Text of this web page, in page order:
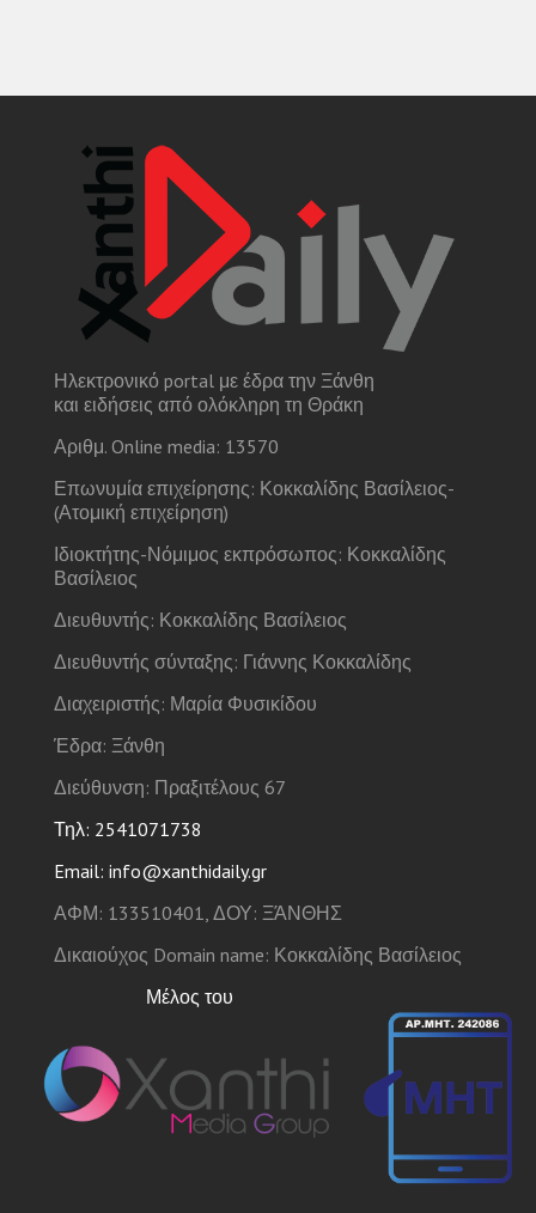
Ηλεκτρονικό portal με έδρα την Ξάνθη
και ειδήσεις από ολόκληρη τη Θράκη
Αριθμ. Online media: 13570
Επωνυμία επιχείρησης: Κοκκαλίδης Βασίλειος-
(Ατομική επιχείρηση)
Ιδιοκτήτης-Νόμιμος εκπρόσωπος: Κοκκαλίδης
Βασίλειος
Διευθυντής: Κοκκαλίδης Βασίλειος
Διευθυντής σύνταξης: Γιάννης Κοκκαλίδης
Διαχειριστής: Μαρία Φυσικίδου
Έδρα: Ξάνθη
Διεύθυνση: Πραξιτέλους 67
Τηλ: 2541071738
Email: info@xanthidaily.gr
ΑΦΜ: 133510401, ΔΟΥ: ΞΆΝΘΗΣ
Δικαιούχος Domain name: Κοκκαλίδης Βασίλειος
Μέλος του